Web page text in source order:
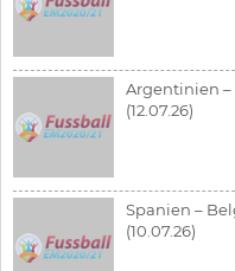
Argentinien –
(12.07.26)
Spanien –
(10.07.26)